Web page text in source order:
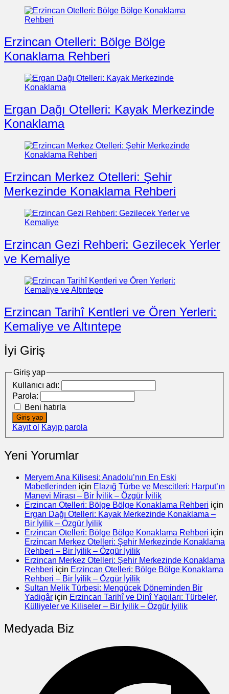
Erzincan Otelleri: Bölge Bölge
Konaklama Rehberi
Ergan Dağı Otelleri: Kayak Merkezinde
Konaklama
Erzincan Merkez Otelleri: Şehir
Merkezinde Konaklama Rehberi
Erzincan Gezi Rehberi: Gezilecek Yerler
ve Kemaliye
Erzincan Tarihî Kentleri ve Ören Yerleri:
Kemaliye ve Altıntepe
İyi Giriş
Giriş yap
Kullanıcı adı:
Parola:
Beni hatırla
Giriş yap
Kayıt ol Kayıp parola
Yeni Yorumlar
Meryem Ana Kilisesi: Anadolu’nın En Eski
Mabetlerinden için Elazığ Türbe ve Mescitleri: Harput’ın
Manevi Mirası – Bir İyilik – Özgür İyilik
Erzincan Otelleri: Bölge Bölge Konaklama Rehberi için
Ergan Dağı Otelleri: Kayak Merkezinde Konaklama –
Bir İyilik – Özgür İyilik
Erzincan Otelleri: Bölge Bölge Konaklama Rehberi için
Erzincan Merkez Otelleri: Şehir Merkezinde Konaklama
Rehberi – Bir İyilik – Özgür İyilik
Erzincan Merkez Otelleri: Şehir Merkezinde Konaklama
Rehberi için Erzincan Otelleri: Bölge Bölge Konaklama
Rehberi – Bir İyilik – Özgür İyilik
Sultan Melik Türbesi: Mengücek Döneminden Bir
Yadigâr için Erzincan Tarihî ve Dinî Yapıları: Türbeler,
Külliyeler ve Kiliseler – Bir İyilik – Özgür İyilik
Medyada Biz